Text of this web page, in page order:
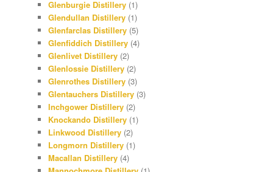
Glenburgie Distillery (1)
Glendullan Distillery (1)
Glenfarclas Distillery (5)
Glenfiddich Distillery (4)
Glenlivet Distillery (2)
Glenlossie Distillery (2)
Glenrothes Distillery (3)
Glentauchers Distillery (3)
Inchgower Distillery (2)
Knockando Distillery (1)
Linkwood Distillery (2)
Longmorn Distillery (1)
Macallan Distillery (4)